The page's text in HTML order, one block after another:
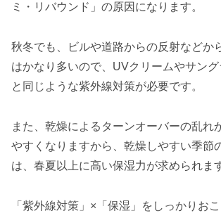
ミ・リバウンド」の原因になります。
秋冬でも、ビルや道路からの反射などか
はかなり多いので、UVクリームやサン
と同じような紫外線対策が必要です。
また、乾燥によるターンオーバーの乱れ
やすくなりますから、乾燥しやすい季節
は、春夏以上に高い保湿力が求められま
「紫外線対策」×「保湿」をしっかりお